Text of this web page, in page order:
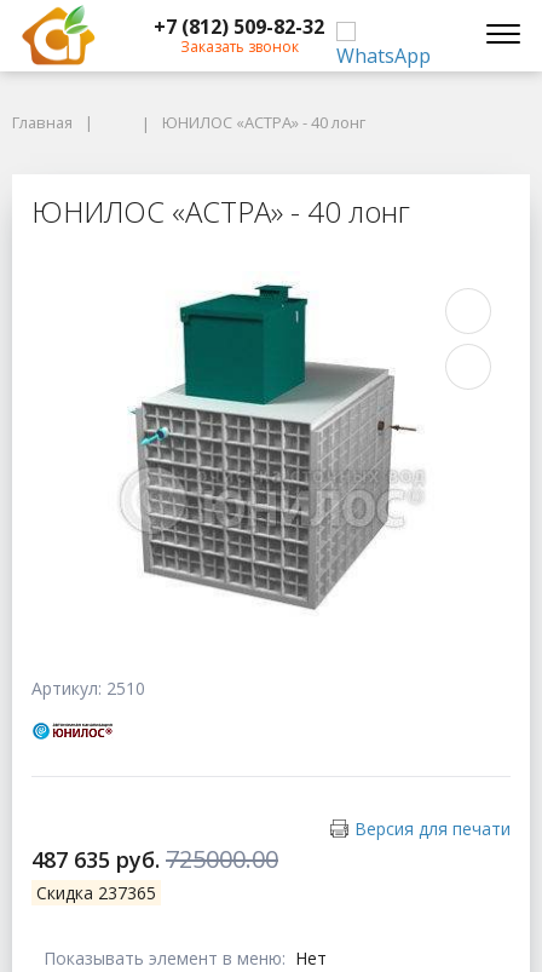
+7 (812) 509-82-32
Заказать звонок
ЮНИЛОС «АСТРА» - 40 лонг
Главная ЮНИЛОС «АСТРА» - 40 лонг
ЮНИЛОС «АСТРА» - 40 лонг
Артикул: 2510
Версия для печати
487 635 руб. 725000.00
Скидка 237365
Показывать элемент в меню: Нет